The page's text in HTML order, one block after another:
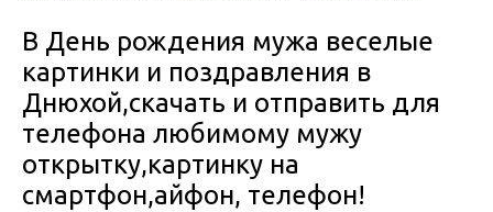
В День рождения мужа веселые
картинки и поздравления в
Днюхой,скачать и отправить для
телефона любимому мужу
открытку,картинку на
смартфон,айфон, телефон!